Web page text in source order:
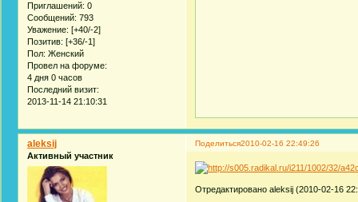
Приглашений: 0
Сообщений: 793
Уважение: [+40/-2]
Позитив: [+36/-1]
Пол: Женский
Провел на форуме:
4 дня 0 часов
Последний визит:
2013-11-14 21:10:31
Поделиться2010-02-16 22:49:26
aleksij
Активный участник
Отредактировано aleksij (2010-02-16